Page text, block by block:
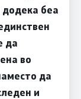
беа
да
во
да
и